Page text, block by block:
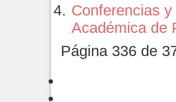
Conferencias
Académica de
Página 336 de